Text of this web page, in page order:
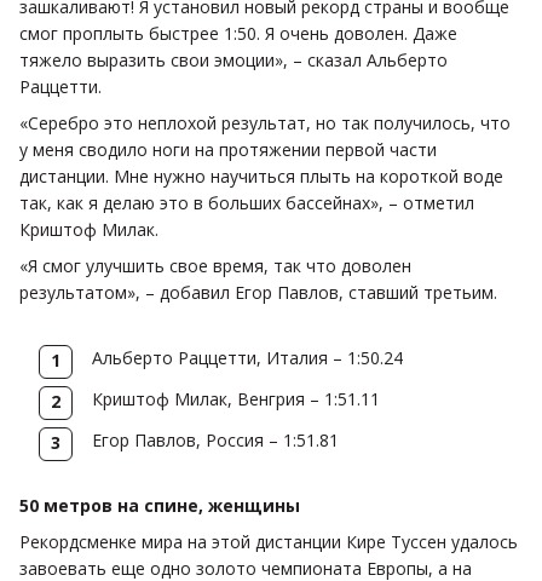
зашкаливают! Я установил новый рекорд страны и вообще
смог проплыть быстрее 1:50. Я очень доволен. Даже
тяжело выразить свои эмоции», – сказал Альберто
Раццетти.
«Серебро это неплохой результат, но так получилось, что
у меня сводило ноги на протяжении первой части
дистанции. Мне нужно научиться плыть на короткой воде
так, как я делаю это в больших бассейнах», – отметил
Криштоф Милак.
«Я смог улучшить свое время, так что доволен
результатом», – добавил Егор Павлов, ставший третьим.
Альберто Раццетти, Италия – 1:50.24
Криштоф Милак, Венгрия – 1:51.11
Егор Павлов, Россия – 1:51.81
50 метров на спине, женщины
Рекордсменке мира на этой дистанции Кире Туссен удалось
завоевать еще одно золото чемпионата Европы, а на